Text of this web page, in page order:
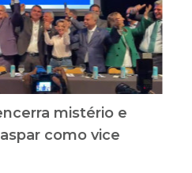
mistério e
como vice